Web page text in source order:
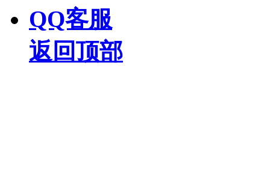
QQ客服
返回顶部